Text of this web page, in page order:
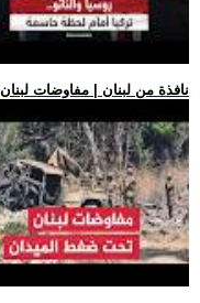
.. نافذة من لبنان | مفاوضات